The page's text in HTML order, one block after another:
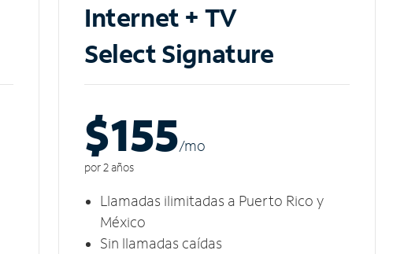
Internet + TV
Select Signature
$155/mo
por 2 años
Llamadas ilimitadas a Puerto Rico y
México
Sin llamadas caídas